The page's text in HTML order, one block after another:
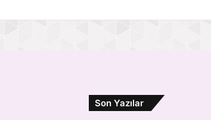
Son Yazılar